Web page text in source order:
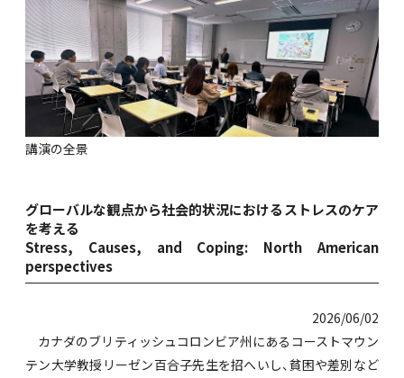
講演の全景
グローバルな観点から社会的状況におけるストレスのケア
を考える
Stress, Causes, and Coping: North American
perspectives
2026/06/02
カナダのブリティッシュコロンビア州にあるコーストマウン
テン大学教授リーゼン百合子先生を招へいし、貧困や差別など